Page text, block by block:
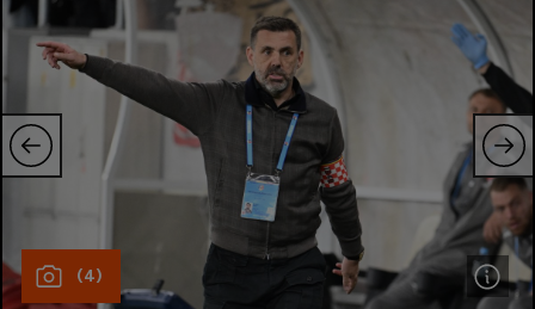
SuperLiga
Cupa României
Echipa Națională
U21
Fotbal feminin
Special
(4)